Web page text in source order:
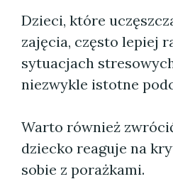
Dzieci, które
zajęcia, często lepiej
sytuacjach
niezwykle istotne
Warto również
dziecko reaguje na
sobie z porażkami.